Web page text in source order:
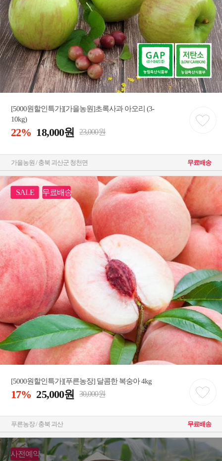
[5000원할인특가][가을농원]초록사과 아오리 (3-
10kg)
22% 18,000원 23,000원
가을농원 / 충북 괴산군 청천면 무료배송
SALE 무료배송
[5000원할인특가][푸른농장] 달콤한 복숭아 4kg
17% 25,000원 30,000원
푸른농장 / 충북 괴산 무료배송
사전예약